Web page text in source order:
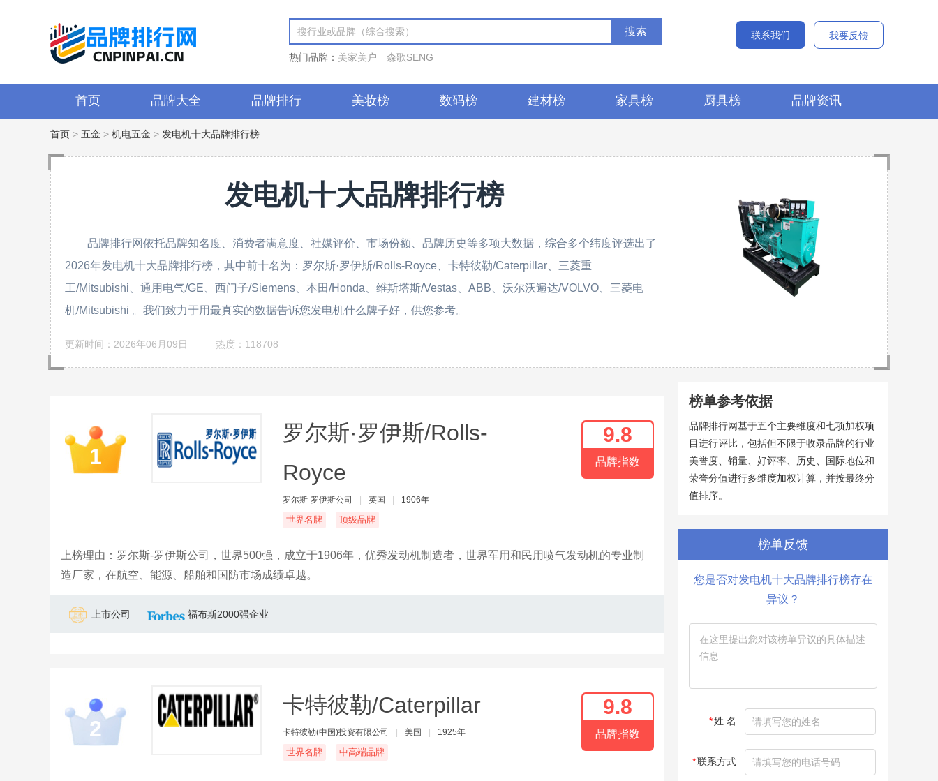
联系我们
我要反馈
热门品牌： 美家美户 森歌SENG
首页 品牌大全 品牌排行 美妆榜 数码榜 建材榜 家具榜 厨具榜 品牌资讯
首页 > 五金 > 机电五金 > 发电机十大品牌排行榜
发电机十大品牌排行榜
品牌排行网依托品牌知名度、消费者满意度、社媒评价、市场份额、品牌历史等多项大数据，综合多个纬度评选出了
2026年发电机十大品牌排行榜，其中前十名为：罗尔斯·罗伊斯/Rolls-Royce、卡特彼勒/Caterpillar、三菱重
工/Mitsubishi、通用电气/GE、西门子/Siemens、本田/Honda、维斯塔斯/Vestas、ABB、沃尔沃遍达/VOLVO、三菱电
机/Mitsubishi 。我们致力于用最真实的数据告诉您发电机什么牌子好，供您参考。
更新时间：2026年06月09日 热度：118708
1
罗尔斯·罗伊斯/Rolls-
Royce
罗尔斯-罗伊斯公司 英国 1906年
世界名牌 顶级品牌
9.8
品牌指数
上榜理由：罗尔斯-罗伊斯公司，世界500强，成立于1906年，优秀发动机制造者，世界军用和民用喷气发动机的专业制
造厂家，在航空、能源、船舶和国防市场成绩卓越。
上市公司 福布斯2000强企业
2
卡特彼勒/Caterpillar
卡特彼勒(中国)投资有限公司 美国 1925年
世界名牌 中高端品牌
9.8
品牌指数
榜单参考依据
品牌排行网基于五个主要维度和七项加权项
目进行评比，包括但不限于收录品牌的行业
美誉度、销量、好评率、历史、国际地位和
荣誉分值进行多维度加权计算，并按最终分
值排序。
榜单反馈
您是否对发电机十大品牌排行榜存在
异议？
*姓 名
*联系方式